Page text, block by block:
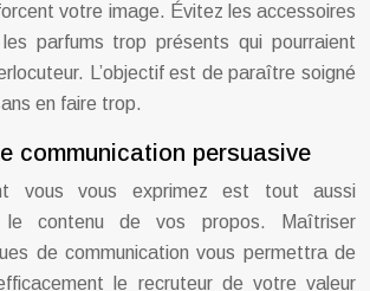
votre image. Évitez les accessoires
parfums trop présents qui pourraient
L’objectif est de paraître soigné
en faire trop.
communication persuasive
vous vous exprimez est tout aussi
le contenu de vos propos. Maîtriser
de communication vous permettra de
le recruteur de votre valeur